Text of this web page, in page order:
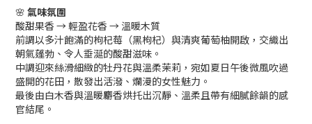
🌸 氣味氛圍
酸甜果香 → 輕盈花香 → 溫暖木質
前調以多汁飽滿的枸杞莓（黑枸杞）與清爽葡萄柚開啟，交織出
朝氣蓬勃、令人垂涎的酸甜滋味。
中調迎來絲滑細緻的牡丹花與溫柔茉莉，宛如夏日午後微風吹過
盛開的花田，散發出活潑、爛漫的女性魅力。
最後由白木香與溫暖麝香烘托出沉靜、溫柔且帶有細膩餘韻的感
官結尾。